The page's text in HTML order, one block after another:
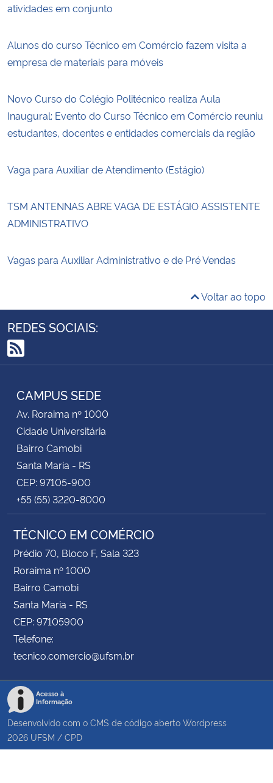
atividades em conjunto
Alunos do curso Técnico em Comércio fazem visita a
empresa de materiais para móveis
Novo Curso do Colégio Politécnico realiza Aula
Inaugural: Evento do Curso Técnico em Comércio reuniu
estudantes, docentes e entidades comerciais da região
Vaga para Auxiliar de Atendimento (Estágio)
TSM ANTENNAS ABRE VAGA DE ESTÁGIO ASSISTENTE
ADMINISTRATIVO
Vagas para Auxiliar Administrativo e de Pré Vendas
Voltar ao topo
REDES SOCIAIS:
RSS
CAMPUS SEDE
Av. Roraima nº 1000
Cidade Universitária
Bairro Camobi
Santa Maria - RS
CEP: 97105-900
+55 (55) 3220-8000
TÉCNICO EM COMÉRCIO
Prédio 70, Bloco F, Sala 323
Roraima nº 1000
Bairro Camobi
Santa Maria - RS
CEP: 97105900
Telefone:
tecnico.comercio@ufsm.br
Acesso à
Informação
Desenvolvido com o CMS de código aberto Wordpress
2026 UFSM / CPD